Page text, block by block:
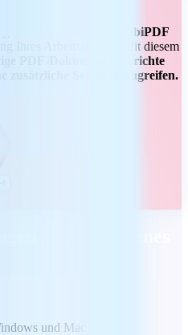
einfach mit dem
MobiPDF
Ihres Arbeitsablaufs. Mit diesem
PDF-Dokumente, Berichte
zusätzliche Software zugreifen.
und Mac